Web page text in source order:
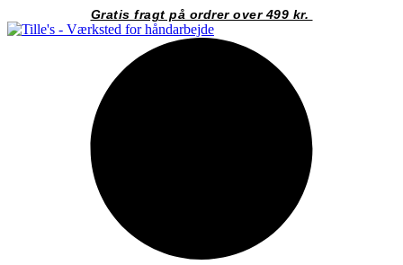
til
Gratis fragt på ordrer over 499 kr.